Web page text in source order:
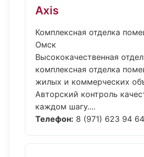
Axis
Комплексная отделка
Омск
Высококачественная
комплексная отделка
жилых и коммерческих
Авторский контроль
каждом шагу....
Телефон: 8 (971) 623 94 64